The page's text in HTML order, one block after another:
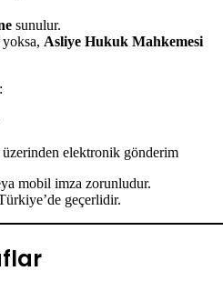
sunulur.
Asliye Hukuk Mahkemesi
üzerinden elektronik gönderim
mobil imza zorunludur.
geçerlidir.